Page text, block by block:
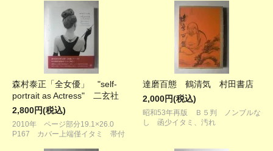
森村泰正「全女優」 "self-
portrait as Actress" 二玄社
2,800円(税込)
2010年 ページ部分19.1×26.0
P167 カバー上端僅イタミ 帯付
達磨百態 鶴清気 村田書店
2,000円(税込)
昭和53年再版 Ｂ５判 ノンブルな
し 函少イタミ、汚れ